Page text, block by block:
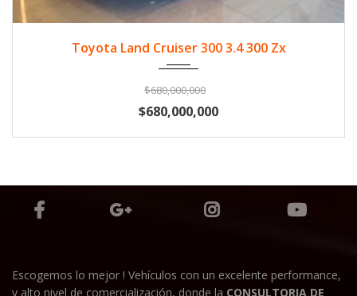
Toyota Land Cruiser 300 3.4 300 Zx
$680,000,000
$680,000,000
Escogemos lo mejor ! Vehículos con un excelente performance,
y alto nivel de comercialización, donde la CONSULTORIA DE